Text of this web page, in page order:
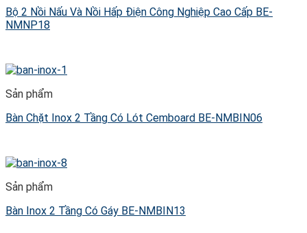
Bộ 2 Nồi Nấu Và Nồi Hấp Điện Công Nghiệp Cao Cấp BE-
NMNP18
Sản phẩm
Bàn Chặt Inox 2 Tầng Có Lót Cemboard BE-NMBIN06
Sản phẩm
Bàn Inox 2 Tầng Có Gáy BE-NMBIN13